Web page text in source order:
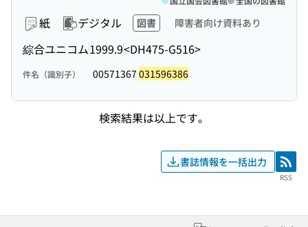
紙 デジタル 図書 障害者向け資料あり
綜合ユニコム1999.9<DH475-G516>
件名（識別子） 00571367 031596386
検索結果は以上です。
書誌情報を一括出力 RSS
RSS